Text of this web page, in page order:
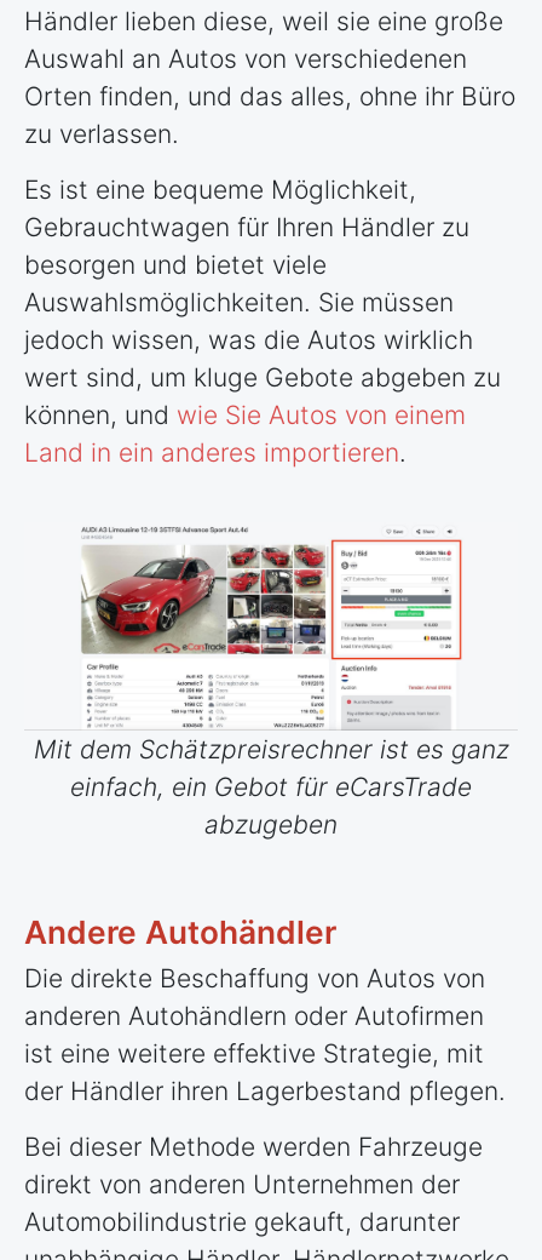
Händler lieben diese, weil sie eine große
Auswahl an Autos von verschiedenen
Orten finden, und das alles, ohne ihr Büro
zu verlassen.
Es ist eine bequeme Möglichkeit,
Gebrauchtwagen für Ihren Händler zu
besorgen und bietet viele
Auswahlsmöglichkeiten. Sie müssen
jedoch wissen, was die Autos wirklich
wert sind, um kluge Gebote abgeben zu
können, und wie Sie Autos von einem
Land in ein anderes importieren.
Mit dem Schätzpreisrechner ist es ganz
einfach, ein Gebot für eCarsTrade
abzugeben
Andere Autohändler
Die direkte Beschaffung von Autos von
anderen Autohändlern oder Autofirmen
ist eine weitere effektive Strategie, mit
der Händler ihren Lagerbestand pflegen.
Bei dieser Methode werden Fahrzeuge
direkt von anderen Unternehmen der
Automobilindustrie gekauft, darunter